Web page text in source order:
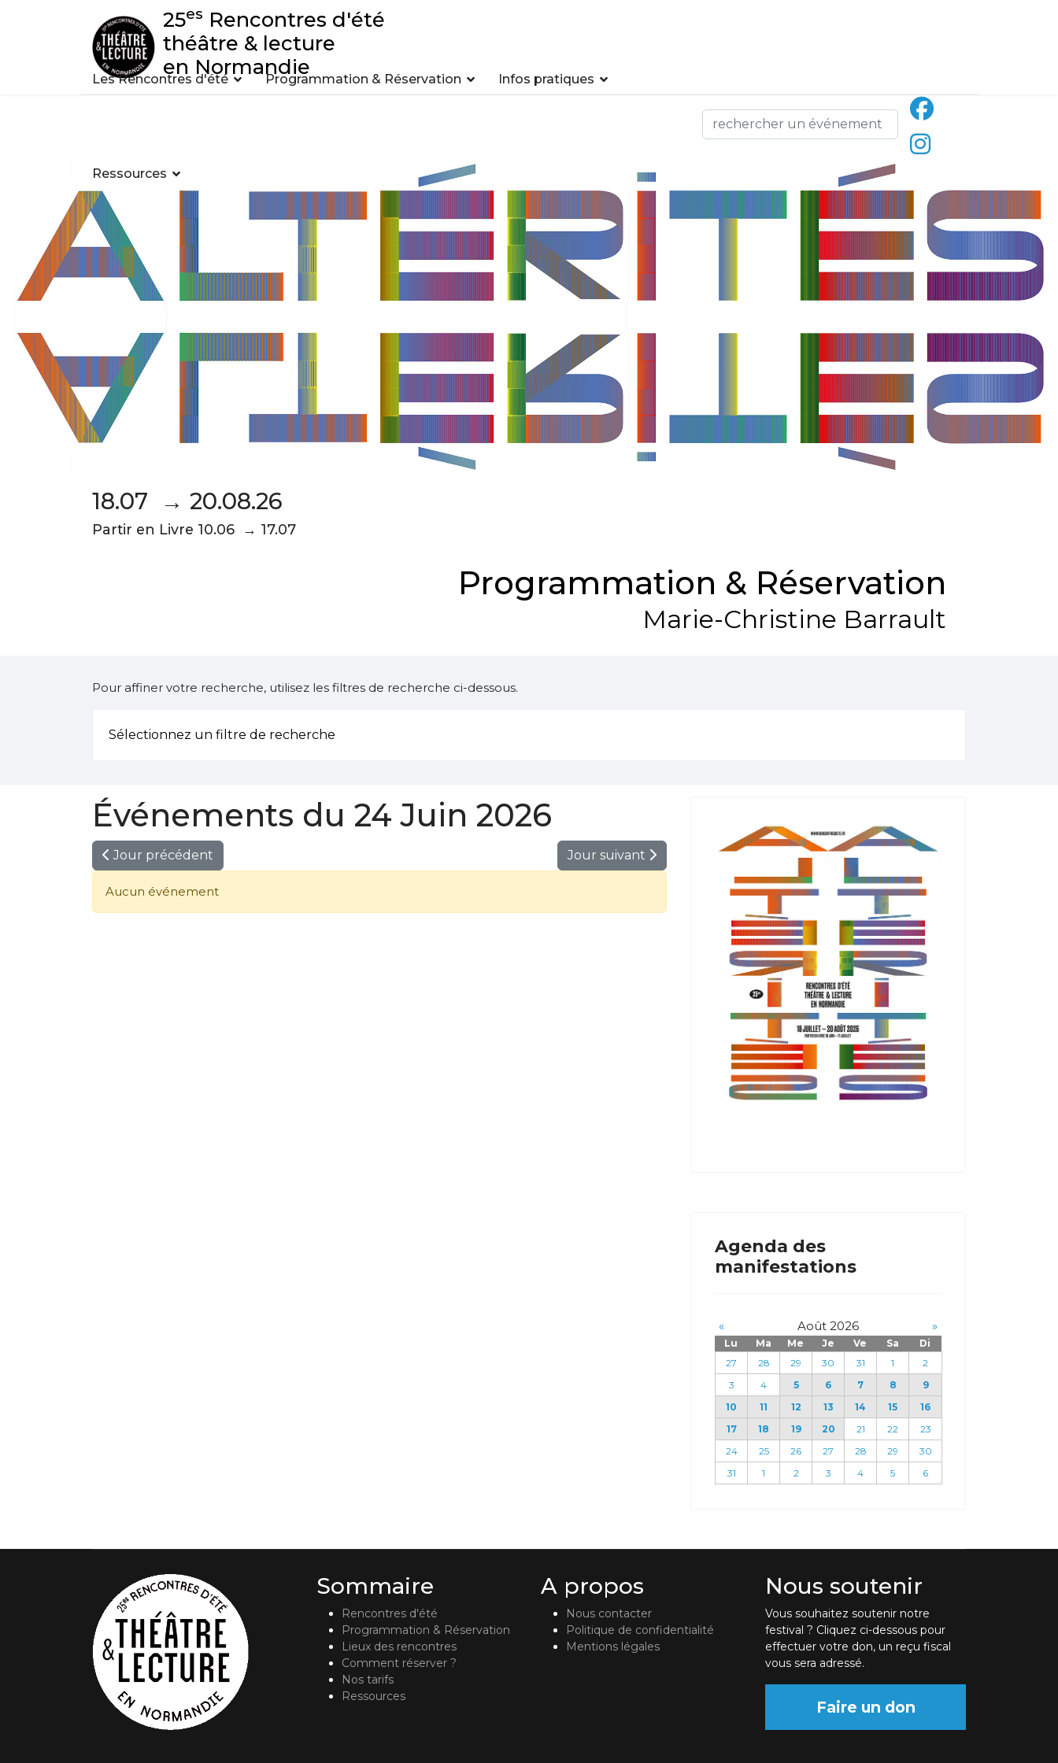
25es Rencontres d'été
théâtre & lecture
en Normandie
Les Rencontres d'été Programmation & Réservation Infos pratiques
Ressources
18.07 → 20.08.26
Partir en Livre 10.06 → 17.07
Programmation & Réservation
Marie-Christine Barrault
Pour affiner votre recherche, utilisez les filtres de recherche ci-dessous.
Sélectionnez un filtre de recherche
Événements du 24 Juin 2026
Jour précédent Jour suivant
Aucun événement
Agenda des
manifestations
« Août 2026 »
Lu Ma Me Je Ve Sa
Di
27
28 29 30 31 1
2
3
4 5 6 7 8
9
10
11 12 13 14 15
16
17
18 19 20 21 22
23
24
25 26 27 28 29
30
31
1 2 3 4 5 6
Sommaire
Rencontres d'été
Programmation & Réservation
Lieux des rencontres
Comment réserver ?
Nos tarifs
Ressources
A propos
Nous contacter
Politique de confidentialité
Mentions légales
Nous soutenir
Vous souhaitez soutenir notre
festival ? Cliquez ci-dessous pour
effectuer votre don, un reçu fiscal
vous sera adressé.
Faire un don